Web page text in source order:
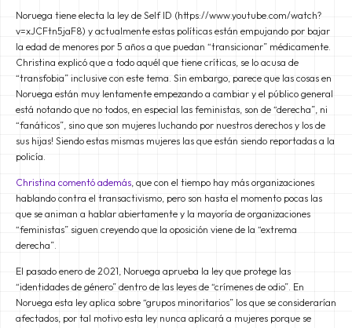
Noruega tiene electa la ley de Self ID (https://www.youtube.com/watch?
v=xJCFtn5jaF8) y actualmente estas políticas están empujando por bajar
la edad de menores por 5 años a que puedan “transicionar” médicamente.
Christina explicó que a todo aquél que tiene críticas, se lo acusa de
“transfobia” inclusive con este tema. Sin embargo, parece que las cosas en
Noruega están muy lentamente empezando a cambiar y el público general
está notando que no todos, en especial las feministas, son de “derecha”, ni
“fanáticos”, sino que son mujeres luchando por nuestros derechos y los de
sus hijas! Siendo estas mismas mujeres las que están siendo reportadas a la
policía.
Christina comentó además , que con el tiempo hay más organizaciones
hablando contra el transactivismo, pero son hasta el momento pocas las
que se animan a hablar abiertamente y la mayoría de organizaciones
“feministas” siguen creyendo que la oposición viene de la “extrema
derecha”.
El pasado enero de 2021, Noruega aprueba la ley que protege las
“identidades de género” dentro de las leyes de “crímenes de odio”. En
Noruega esta ley aplica sobre “grupos minoritarios” los que se considerarían
afectados, por tal motivo esta ley nunca aplicará a mujeres porque se